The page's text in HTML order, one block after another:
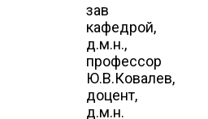
зав
кафедрой,
д.м.н.,
профессор
Ю.В.Ковалев,
доцент,
д.м.н.